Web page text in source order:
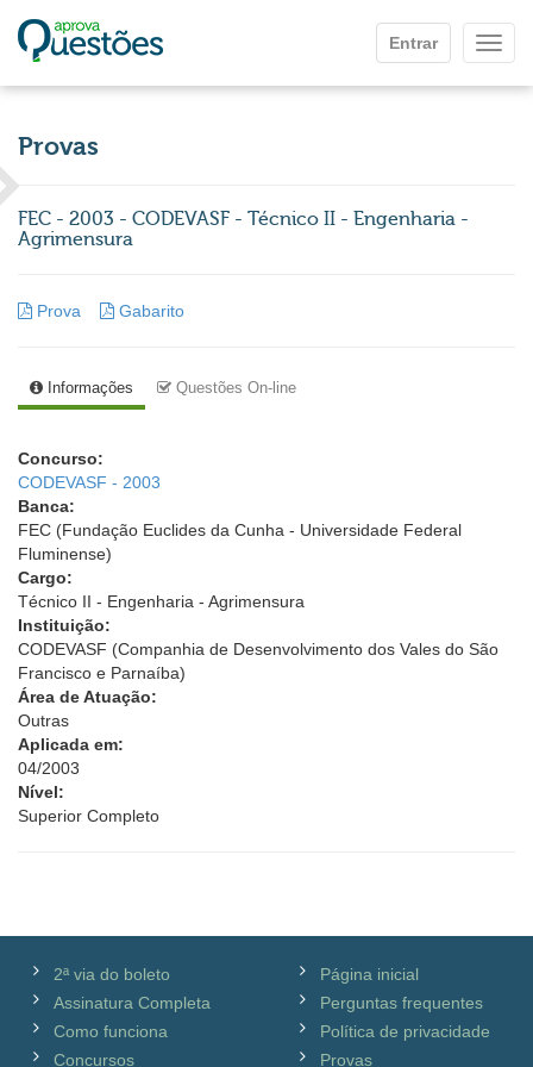
Entrar
Provas
FEC - 2003 - CODEVASF - Técnico II - Engenharia -
Agrimensura
Prova Gabarito
Informações Questões On-line
Concurso:
CODEVASF - 2003
Banca:
FEC (Fundação Euclides da Cunha - Universidade Federal
Fluminense)
Cargo:
Técnico II - Engenharia - Agrimensura
Instituição:
CODEVASF (Companhia de Desenvolvimento dos Vales do São
Francisco e Parnaíba)
Área de Atuação:
Outras
Aplicada em:
04/2003
Nível:
Superior Completo
2ª via do boleto
Assinatura Completa
Como funciona
Concursos
Página inicial
Perguntas frequentes
Política de privacidade
Provas